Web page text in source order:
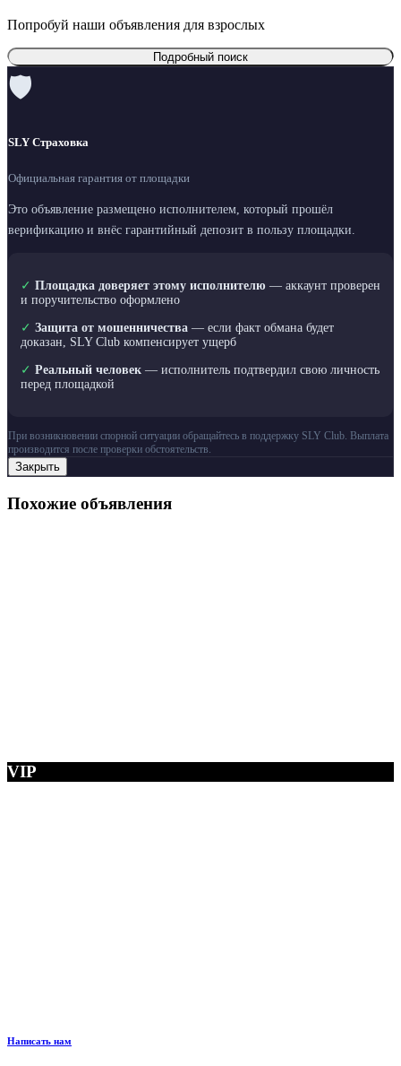
Попробуй наши объявления для взрослых
Подробный поиск
🛡
SLY Страховка
Официальная гарантия от площадки
Это объявление размещено исполнителем, который прошёл
верификацию и внёс гарантийный депозит в пользу площадки.
✓ Площадка доверяет этому исполнителю — аккаунт проверен
и поручительство оформлено
✓ Защита от мошенничества — если факт обмана будет
доказан, SLY Club компенсирует ущерб
✓ Реальный человек — исполнитель подтвердил свою личность
перед площадкой
При возникновении спорной ситуации обращайтесь в поддержку SLY Club. Выплата
производится после проверки обстоятельств.
Закрыть
Похожие объявления
VIP
Написать нам